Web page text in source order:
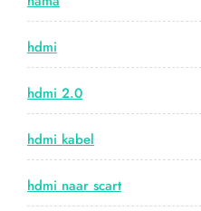
hdmi
hdmi 2.0
hdmi kabel
hdmi naar scart